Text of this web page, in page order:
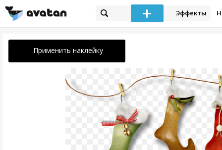
Эффекты
Применить наклейку